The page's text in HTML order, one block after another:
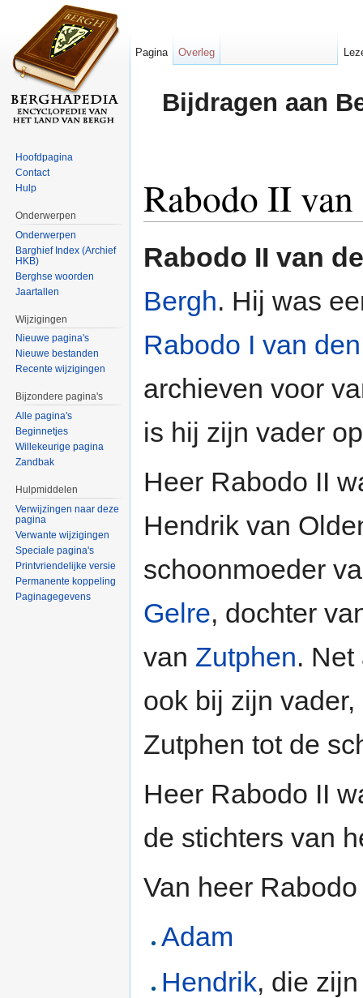
Bijdragen aan
Rabodo II
Rabodo II van
Bergh. Hij was
Rabodo I van
archieven voor
is hij zijn vader
Heer Rabodo II
Hendrik van
schoonmoeder
Gelre, dochter
van Zutphen.
ook bij zijn
Zutphen tot de
Heer Rabodo II
de stichters van
Van heer
Adam
Hendrik, die
Pagina Overleg
Hoofdpagina
Contact
Hulp
Onderwerpen
Onderwerpen
Barghief Index (Archief
HKB)
Berghse woorden
Jaartallen
Wijzigingen
Nieuwe pagina's
Nieuwe bestanden
Recente wijzigingen
Bijzondere pagina's
Alle pagina's
Beginnetjes
Willekeurige pagina
Zandbak
Hulpmiddelen
Verwijzingen naar deze
pagina
Verwante wijzigingen
Speciale pagina's
Printvriendelijke versie
Permanente koppeling
Paginagegevens